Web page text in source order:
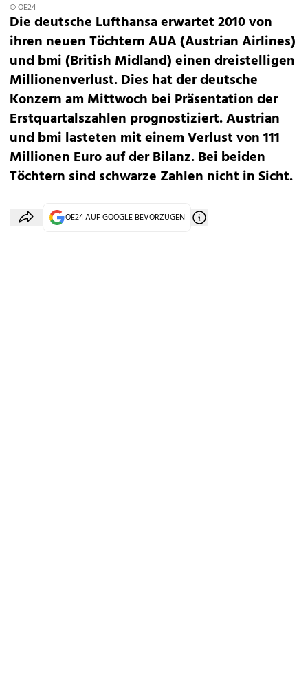
© OE24
Die deutsche Lufthansa erwartet 2010 von
ihren neuen Töchtern AUA (Austrian Airlines)
und bmi (British Midland) einen dreistelligen
Millionenverlust. Dies hat der deutsche
Konzern am Mittwoch bei Präsentation der
Erstquartalszahlen prognostiziert. Austrian
und bmi lasteten mit einem Verlust von 111
Millionen Euro auf der Bilanz. Bei beiden
Töchtern sind schwarze Zahlen nicht in Sicht.
OE24 AUF GOOGLE BEVORZUGEN